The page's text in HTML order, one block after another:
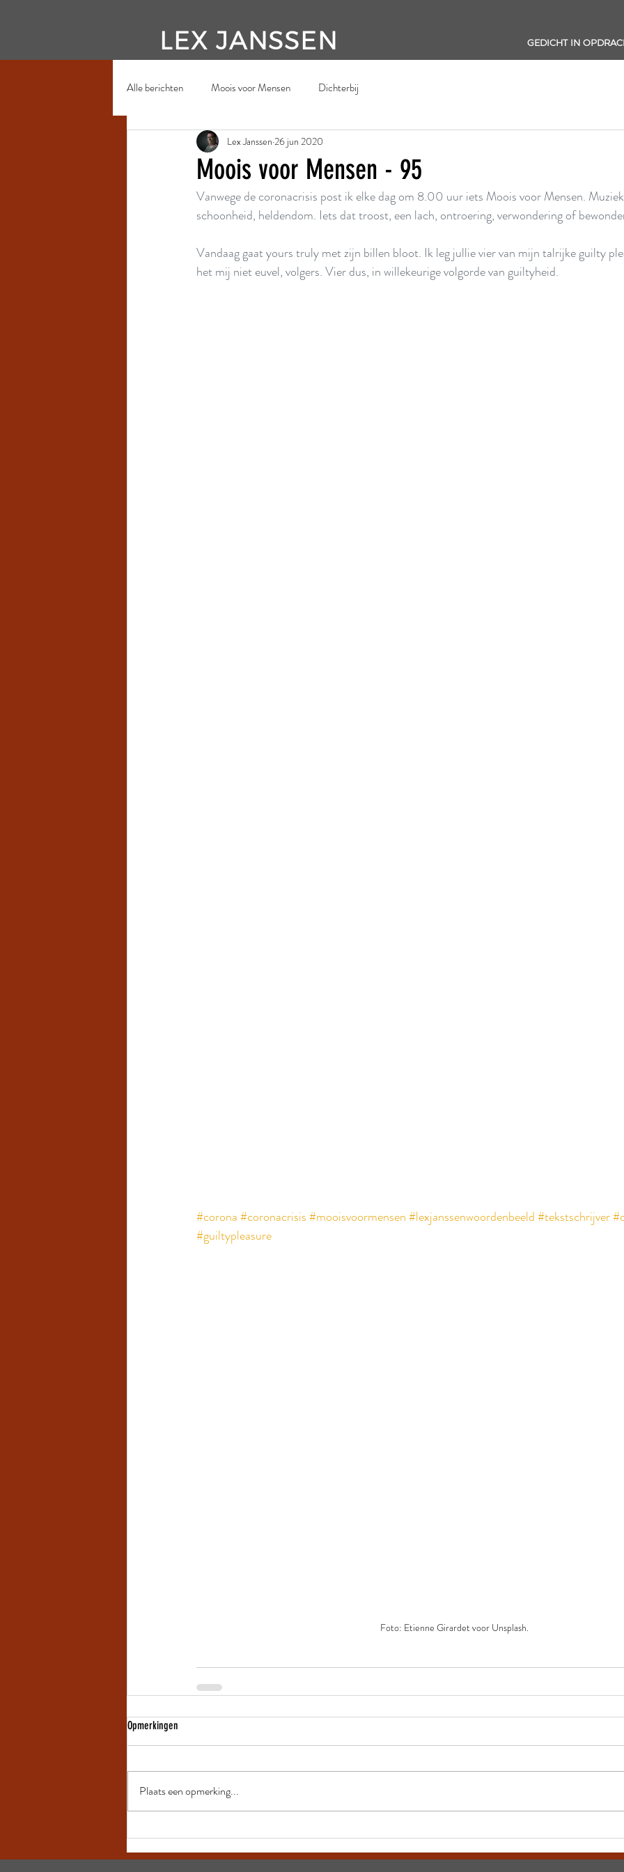
LEX JANSSEN GEDICHT IN
Alle berichten Moois voor Mensen Dichterbij
Moois voor Mensen - 95
Lex Janssen 26 jun 2020
Vanwege de coronacrisis post ik elke dag om 8.00 uur iets Moois voor Mensen.
schoonheid, heldendom. Iets dat troost, een lach, ontroering, verwondering of
Vandaag gaat yours truly met zijn billen bloot. Ik leg jullie vier van mijn talrijke guilty
het mij niet euvel, volgers. Vier dus, in willekeurige volgorde van guiltyheid.
#corona#coronacrisis#mooisvoormensen#lexjanssenwoordenbeeld#tekstschrijver
#guiltypleasure
Foto: Etienne Girardet voor Unsplash.
Opmerkingen
Plaats een opmerking...